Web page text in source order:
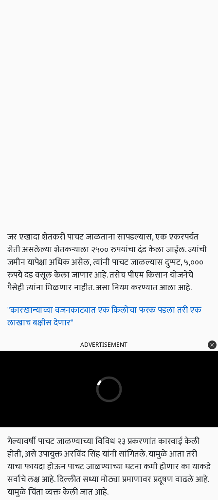
जर एखादा शेतकरी पाचट जाळताना सापडल्यास, एक एकरपर्यंत
शेती असलेल्या शेतकऱ्याला २५०० रुपयांचा दंड केला जाईल. ज्यांची
जमीन यापेक्षा अधिक असेल, त्यांनी पाचट जाळल्यास दुप्पट, ५,०००
रुपये दंड वसूल केला जाणार आहे. तसेच पीएम किसान योजनेचे
पैसेही त्यांना मिळणार नाहीत. असा नियम करण्यात आला आहे.
"कारखान्याच्या वजनकाट्यात एक किलोचा फरक पडला तरी एक
लाखाच बक्षीस देणार"
ADVERTISEMENT
गेल्यावर्षी पाचट जाळण्याच्या विविध २३ प्रकरणांत कारवाई केली
होती, असे उपायुक्त अरविंद सिंह यांनी सांगितले. यामुळे आता तरी
याचा फायदा होऊन पाचट जाळण्याच्या घटना कमी होणार का याकडे
सर्वांचे लक्ष आहे. दिल्लीत सध्या मोठ्या प्रमाणावर प्रदूषण वाढले आहे.
यामुळे चिंता व्यक्त केली जात आहे.